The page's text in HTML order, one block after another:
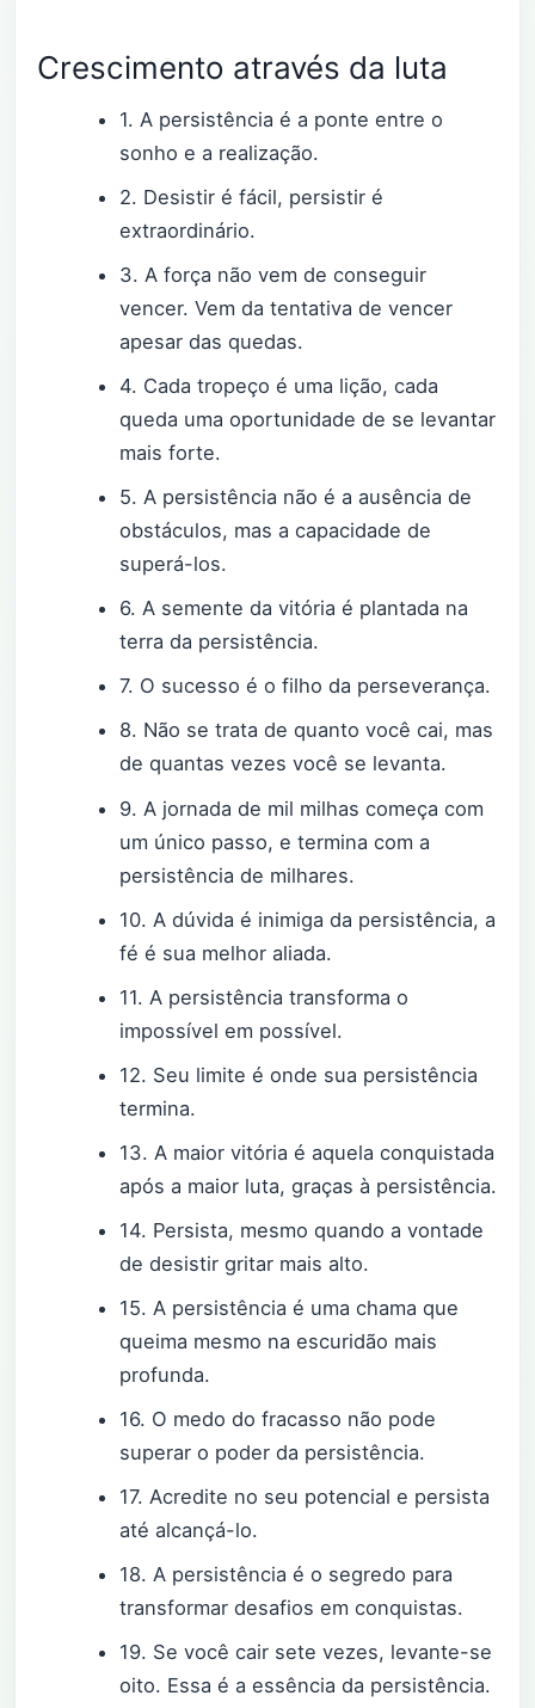
Crescimento através da luta
1. A persistência é a ponte entre o
sonho e a realização.
2. Desistir é fácil, persistir é
extraordinário.
3. A força não vem de conseguir
vencer. Vem da tentativa de vencer
apesar das quedas.
4. Cada tropeço é uma lição, cada
queda uma oportunidade de se levantar
mais forte.
5. A persistência não é a ausência de
obstáculos, mas a capacidade de
superá-los.
6. A semente da vitória é plantada na
terra da persistência.
7. O sucesso é o filho da perseverança.
8. Não se trata de quanto você cai, mas
de quantas vezes você se levanta.
9. A jornada de mil milhas começa com
um único passo, e termina com a
persistência de milhares.
10. A dúvida é inimiga da persistência, a
fé é sua melhor aliada.
11. A persistência transforma o
impossível em possível.
12. Seu limite é onde sua persistência
termina.
13. A maior vitória é aquela conquistada
após a maior luta, graças à persistência.
14. Persista, mesmo quando a vontade
de desistir gritar mais alto.
15. A persistência é uma chama que
queima mesmo na escuridão mais
profunda.
16. O medo do fracasso não pode
superar o poder da persistência.
17. Acredite no seu potencial e persista
até alcançá-lo.
18. A persistência é o segredo para
transformar desafios em conquistas.
19. Se você cair sete vezes, levante-se
oito. Essa é a essência da persistência.